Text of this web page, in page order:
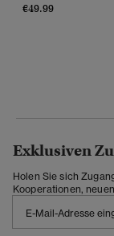
€49.99
Exklusiven
Holen Sie sich
Kooperationen,